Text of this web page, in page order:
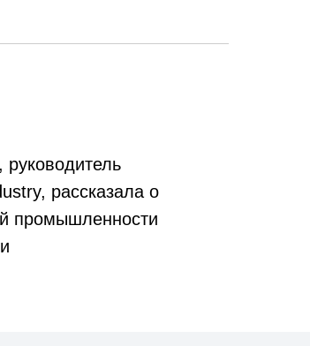
рассказала о
промышленности